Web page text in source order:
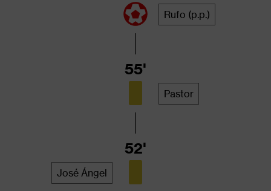
Rufo (p.p.)
Pastor
55'
José Ángel
52'